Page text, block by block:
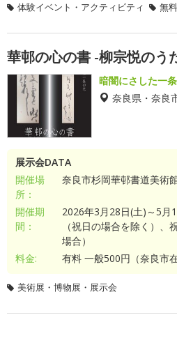
体験イベント・アクティビティ 無
華邨の心の書 -柳宗悦のう
暗闇にさした一
奈良県・奈良
展示会DATA
開催場
所：
奈良市杉岡華邨書道美術
開催期
間：
2026年3月28日(土)～5月
（祝日の場合を除く）
場合）
料金:
有料 一般500円（奈良市
美術展・博物展・展示会